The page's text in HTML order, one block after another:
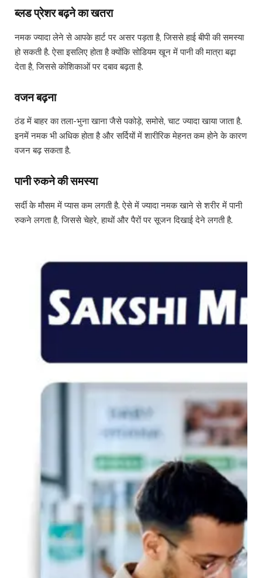
ब्लड प्रेशर बढ़ने का खतरा
नमक ज्यादा लेने से आपके हार्ट पर असर पड़ता है, जिससे हाई बीपी की समस्या
हो सकती है. ऐसा इसलिए होता है क्योंकि सोडियम खून में पानी की मात्रा बढ़ा
देता है, जिससे कोशिकाओं पर दबाव बढ़ता है.
वजन बढ़ना
ठंड में बाहर का तला-भुना खाना जैसे पकोड़े, समोसे, चाट ज्यादा खाया जाता है.
इनमें नमक भी अधिक होता है और सर्दियों में शारीरिक मेहनत कम होने के कारण
वजन बढ़ सकता है.
पानी रुकने की समस्या
सर्दी के मौसम में प्यास कम लगती है. ऐसे में ज्यादा नमक खाने से शरीर में पानी
रुकने लगता है, जिससे चेहरे, हाथों और पैरों पर सूजन दिखाई देने लगती है.